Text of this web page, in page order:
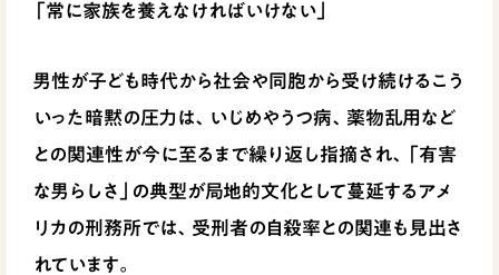
「常に家族を養えなければいけない」
男性が子ども時代から社会や同胞から受け続けるこう
いった暗黙の圧力は、いじめやうつ病、薬物乱用など
との関連性が今に至るまで繰り返し指摘され、「有害
な男らしさ」の典型が局地的文化として蔓延するアメ
リカの刑務所では、受刑者の自殺率との関連も見出さ
れています。